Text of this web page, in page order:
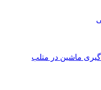
ماشین در متلب